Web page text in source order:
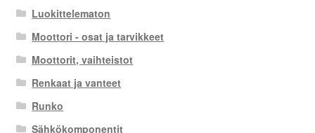
Luokittelematon
Moottori - osat ja tarvikkeet
Moottorit, vaihteistot
Renkaat ja vanteet
Runko
Sähkökomponentit